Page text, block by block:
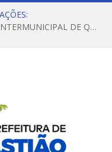
REGULAMENTO DO X CONCURSO INTERMUNICIPAL DE QUADRILHAS JUNINAS – 2026 – ARRAIÁ DA VENEZA